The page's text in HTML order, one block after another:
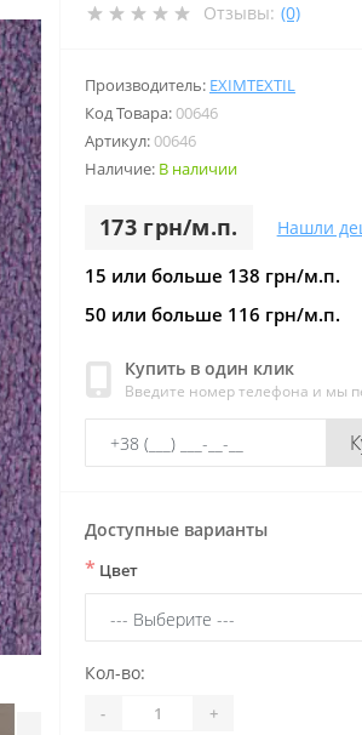
Отзывы: (0)
Производитель: EXIMTEXTIL
Код Товара:00646
Артикул:00646
Наличие: В наличии
173 грн/м.п. Нашли
15 или больше 138 грн/м.п.
50 или больше 116 грн/м.п.
Купить в один клик
Введите номер телефона и мы
Доступные варианты
* Цвет
Кол-во:
- +